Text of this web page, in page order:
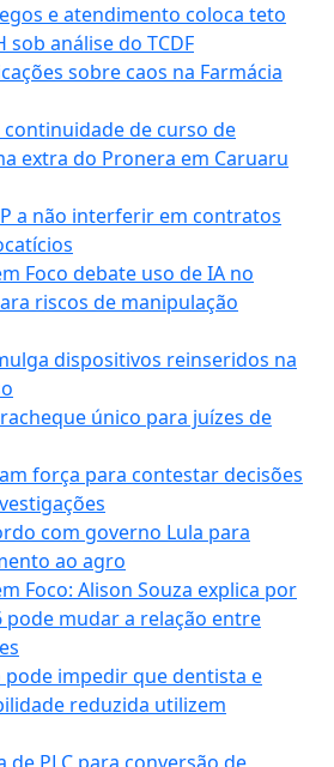
e atendimento coloca teto
sob análise do TCDF
sobre caos na Farmácia
de curso de
extra do Pronera em Caruaru
a não interferir em contratos
Foco debate uso de IA no
riscos de manipulação
dispositivos reinseridos na
único para juízes de
força para contestar decisões
com governo Lula para
ao agro
Foco: Alison Souza explica por
pode mudar a relação entre
impedir que dentista e
reduzida utilizem